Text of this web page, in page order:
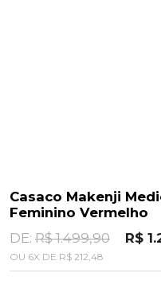
Casaco Makenji
Feminino Vermelho
DE: R$ 1.499,90 R$
OU 6X DE R$ 212,48